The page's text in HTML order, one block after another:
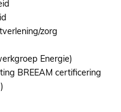
zorg
Energie)
BREEAM certificering